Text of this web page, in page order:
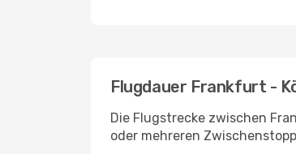
Flugdauer Frankfurt -
Die Flugstrecke zwischen
oder mehreren